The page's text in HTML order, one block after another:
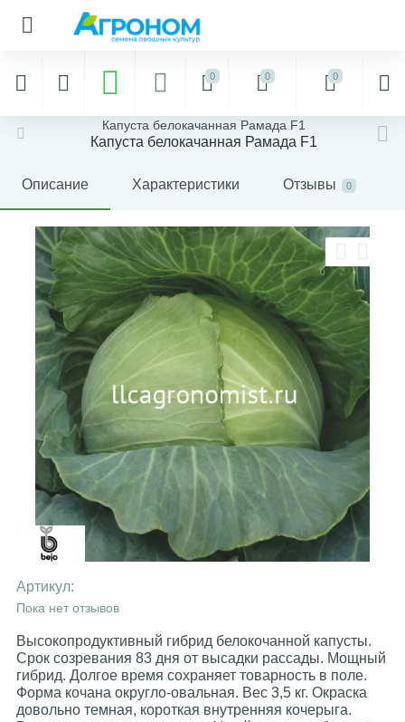
0 0 0
Капуста белокачанная Рамада F1
Капуста белокачанная Рамада F1
Описание Характеристики Отзывы 0
Артикул:
Пока нет отзывов
Высокопродуктивный гибрид белокочанной капусты.
Срок созревания 83 дня от высадки рассады. Мощный
гибрид. Долгое время сохраняет товарность в поле.
Форма кочана округло-овальная. Вес 3,5 кг. Окраска
довольно темная, короткая внутренняя кочерыга.